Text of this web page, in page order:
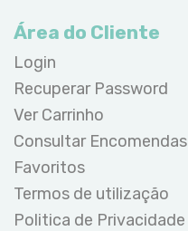
Área do Cliente
Login
Recuperar Password
Ver Carrinho
Consultar Encomendas
Favoritos
Termos de utilização
Politica de Privacidade